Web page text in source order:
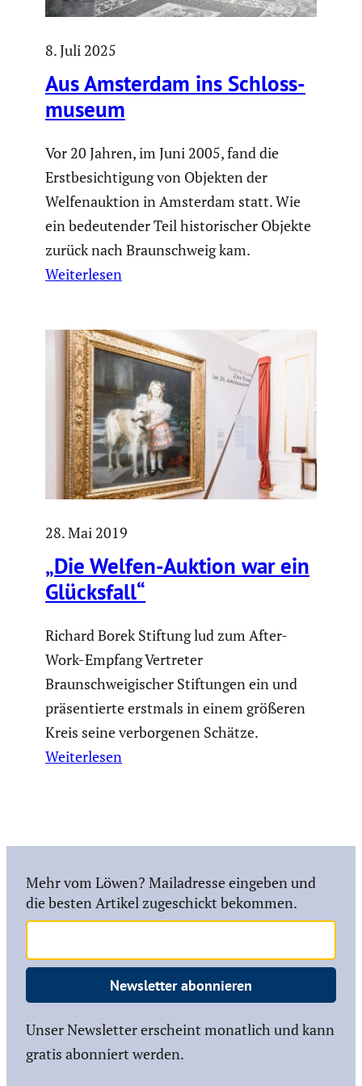
8. Juli 2025
Aus Amsterdam ins Schloss­
mu­seum
Vor 20 Jahren, im Juni 2005, fand die
Erstbesichtigung von Objekten der
Welfenauktion in Amsterdam statt. Wie
ein bedeutender Teil historischer Objekte
zurück nach Braunschweig kam.
Weiterlesen
28. Mai 2019
„Die Welfen-Auktion war ein
Glücks­fall“
Richard Borek Stiftung lud zum After-
Work-Empfang Vertreter
Braunschweigischer Stiftungen ein und
präsentierte erstmals in einem größeren
Kreis seine verborgenen Schätze.
Weiterlesen
Mehr vom Löwen? Mailadresse eingeben und
die besten Artikel zugeschickt bekommen.
Newsletter abonnieren
Unser Newsletter erscheint monatlich und kann
gratis abonniert werden.